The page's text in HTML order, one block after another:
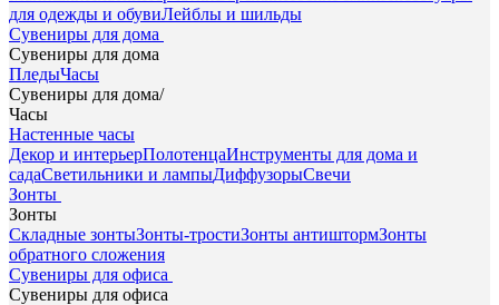
для одежды и обувиЛейблы и шильды
Сувениры для дома
Сувениры для дома
ПледыЧасы
Сувениры для дома/
Часы
Настенные часы
Декор и интерьерПолотенцаИнструменты для дома и
садаСветильники и лампыДиффузорыСвечи
Зонты
Зонты
Складные зонтыЗонты-тростиЗонты антиштормЗонты
обратного сложения
Сувениры для офиса
Сувениры для офиса